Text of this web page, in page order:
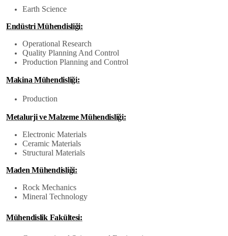
Earth Science
Endüstri Mühendisliği:
Operational Research
Quality Planning And Control
Production Planning and Control
Makina Mühendisliği:
Production
Metalurji ve Malzeme Mühendisliği:
Electronic Materials
Ceramic Materials
Structural Materials
Maden Mühendisliği:
Rock Mechanics
Mineral Technology
Mühendislik Fakültesi: